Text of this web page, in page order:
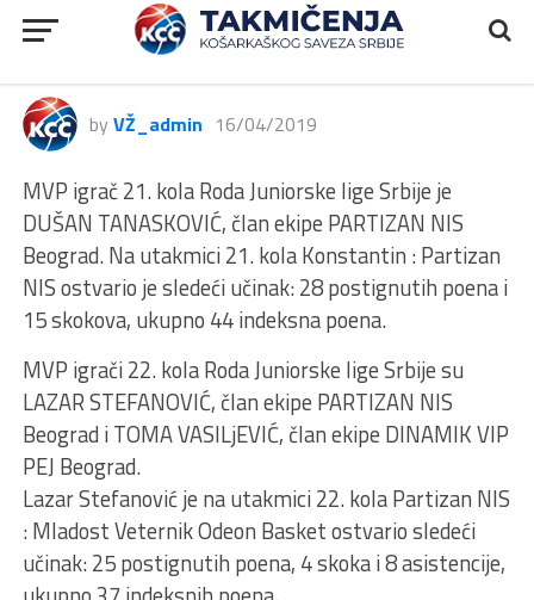
MVP 20., 21., i 22. KOLA MK LIGA
KSS
by VŽ_admin 16/04/2019
MVP igrač 21. kola Roda Juniorske lige Srbije je
DUŠAN TANASKOVIĆ, član ekipe PARTIZAN NIS
Beograd. Na utakmici 21. kola Konstantin : Partizan
NIS ostvario je sledeći učinak: 28 postignutih poena i
15 skokova, ukupno 44 indeksna poena.
MVP igrači 22. kola Roda Juniorske lige Srbije su
LAZAR STEFANOVIĆ, član ekipe PARTIZAN NIS
Beograd i TOMA VASILjEVIĆ, član ekipe DINAMIK VIP
PEJ Beograd.
Lazar Stefanović je na utakmici 22. kola Partizan NIS
: Mladost Veternik Odeon Basket ostvario sledeći
učinak: 25 postignutih poena, 4 skoka i 8 asistencije,